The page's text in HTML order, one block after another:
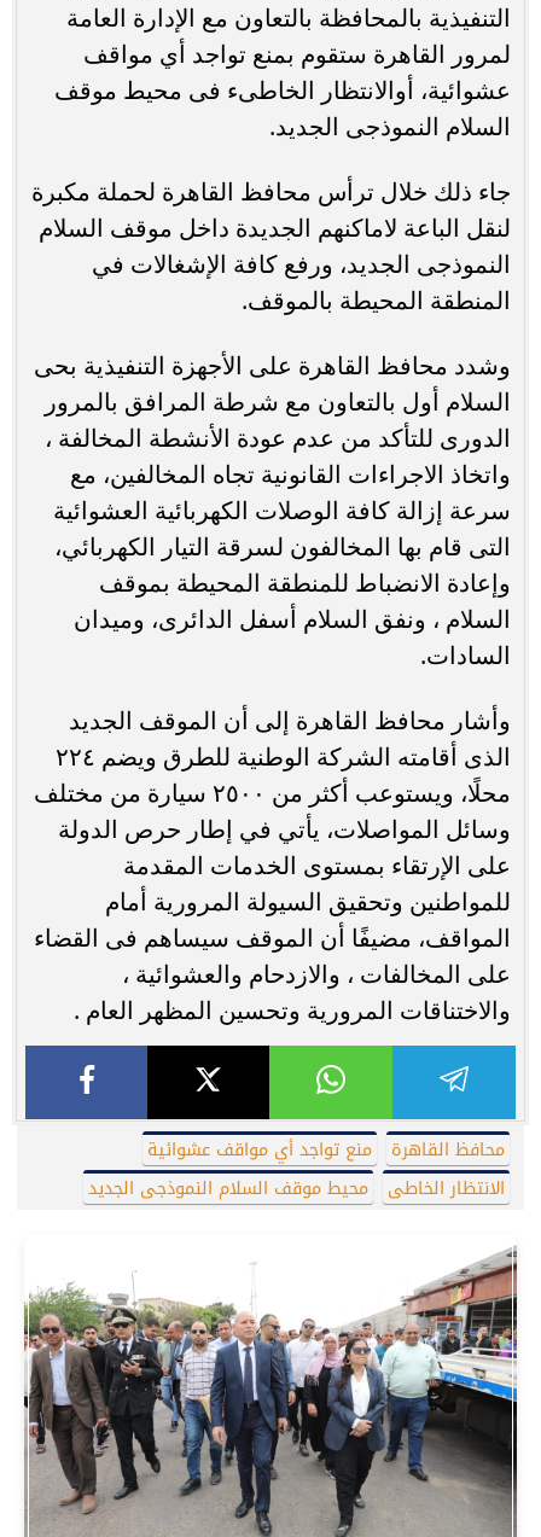
التنفيذية بالمحافظة بالتعاون مع الإدارة العامة
لمرور القاهرة ستقوم بمنع تواجد أي مواقف
عشوائية، أوالانتظار الخاطىء فى محيط موقف
السلام النموذجى الجديد.
جاء ذلك خلال ترأس محافظ القاهرة لحملة مكبرة
لنقل الباعة لاماكنهم الجديدة داخل موقف السلام
النموذجى الجديد، ورفع كافة الإشغالات في
المنطقة المحيطة بالموقف.
وشدد محافظ القاهرة على الأجهزة التنفيذية بحى
السلام أول بالتعاون مع شرطة المرافق بالمرور
الدورى للتأكد من عدم عودة الأنشطة المخالفة ،
واتخاذ الاجراءات القانونية تجاه المخالفين، مع
سرعة إزالة كافة الوصلات الكهربائية العشوائية
التى قام بها المخالفون لسرقة التيار الكهربائي،
وإعادة الانضباط للمنطقة المحيطة بموقف
السلام ، ونفق السلام أسفل الدائرى، وميدان
السادات.
وأشار محافظ القاهرة إلى أن الموقف الجديد
الذى أقامته الشركة الوطنية للطرق ويضم ٢٢٤
محلًا، ويستوعب أكثر من ٢٥٠٠ سيارة من مختلف
وسائل المواصلات، يأتي في إطار حرص الدولة
على الإرتقاء بمستوى الخدمات المقدمة
للمواطنين وتحقيق السيولة المرورية أمام
المواقف، مضيفًا أن الموقف سيساهم فى القضاء
على المخالفات ، والازدحام والعشوائية ،
والاختناقات المرورية وتحسين المظهر العام .
محافظ القاهرة
منع تواجد أي مواقف عشوائية
الانتظار الخاطى
محيط موقف السلام النموذجى الجديد